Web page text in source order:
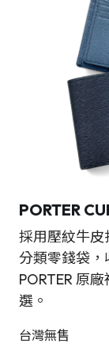
PORTER
採用壓紋牛
分類零錢袋
PORTER 原
選。
台灣無售